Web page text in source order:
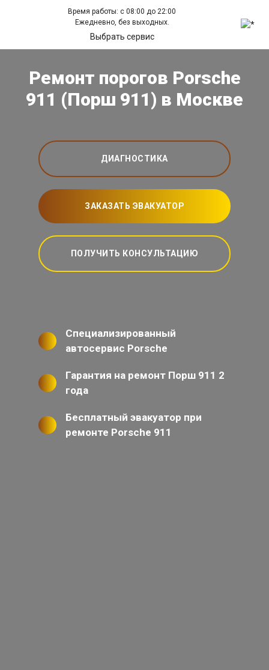
Время работы: с 08:00 до 22:00
Ежедневно, без выходных.
Выбрать сервис
Ремонт порогов Porsche
911 (Порш 911) в Москве
ДИАГНОСТИКА
ЗАКАЗАТЬ ЭВАКУАТОР
ПОЛУЧИТЬ КОНСУЛЬТАЦИЮ
Специализированный
автосервис Porsche
Гарантия на ремонт Порш 911 2
года
Бесплатный эвакуатор при
ремонте Porsche 911